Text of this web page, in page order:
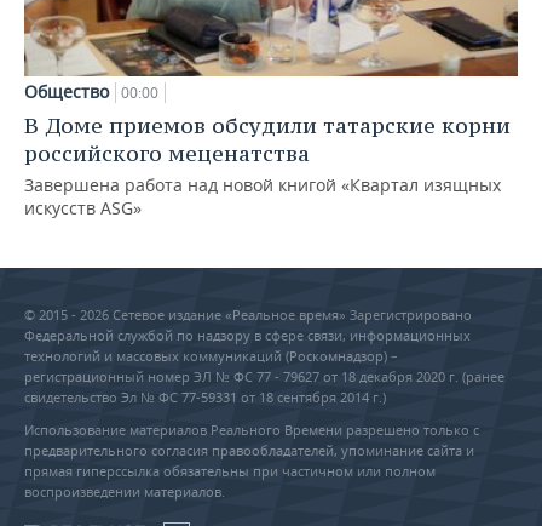
Общество 00:00
В Доме приемов обсудили татарские корни
российского меценатства
Завершена работа над новой книгой «Квартал изящных
искусств ASG»
© 2015 - 2026 Сетевое издание «Реальное время» Зарегистрировано
Федеральной службой по надзору в сфере связи, информационных
технологий и массовых коммуникаций (Роскомнадзор) –
регистрационный номер ЭЛ № ФС 77 - 79627 от 18 декабря 2020 г. (ранее
свидетельство Эл № ФС 77-59331 от 18 сентября 2014 г.)
Использование материалов Реального Времени разрешено только с
предварительного согласия правообладателей, упоминание сайта и
прямая гиперссылка обязательны при частичном или полном
воспроизведении материалов.